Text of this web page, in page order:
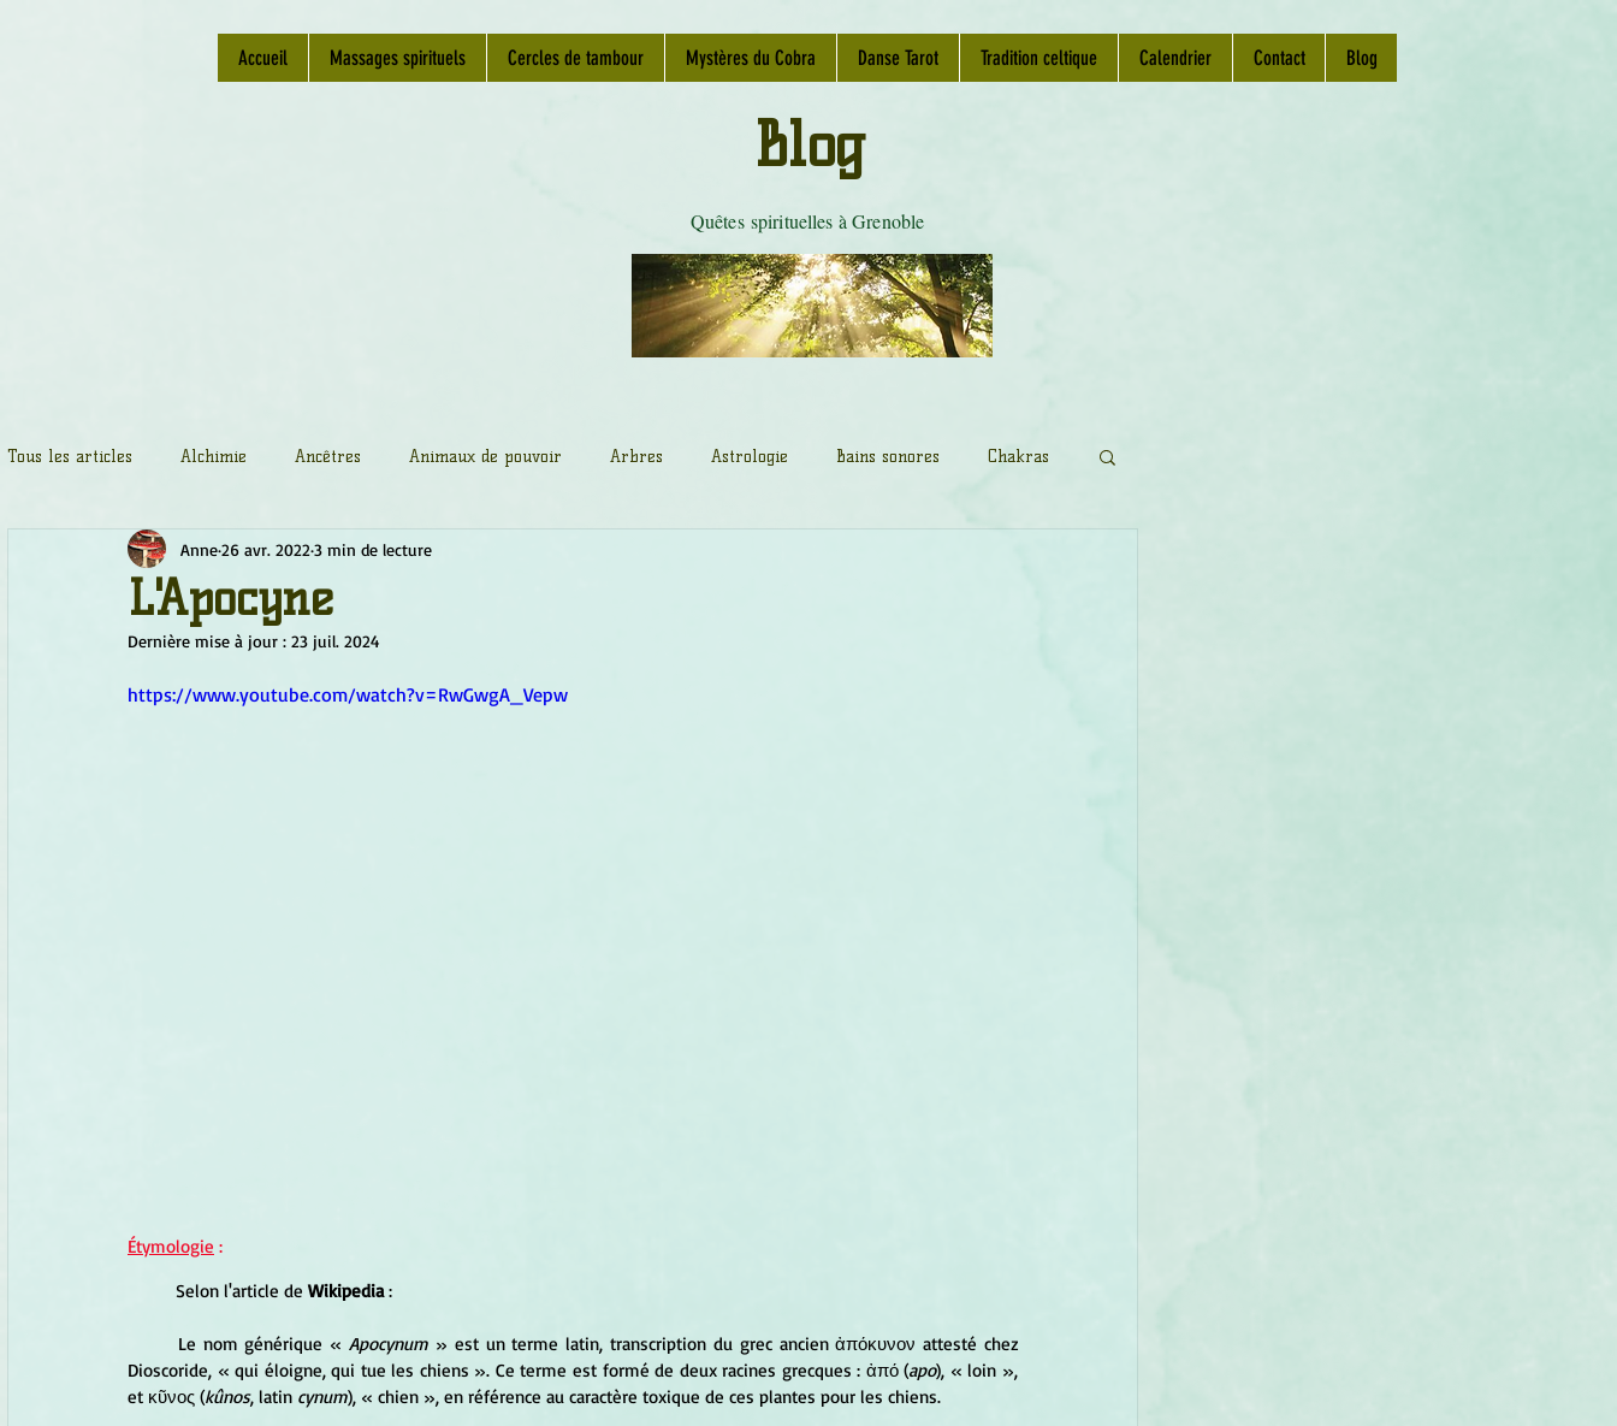
Accueil Massages spirituels Cercles de tambour Mystères du Cobra Danse Tarot Tradition celtique Calendrier Contact Blog
Quêtes spirituelles à Grenoble
Blog
Tous les articles Alchimie Ancêtres Animaux de pouvoir Arbres Astrologie Bains sonores Chakras
Chamanisme Champignons Conscience
Fleurs de Bach Géométrie sacrée
L'Apocyne
Anne26 avr. 2022 3 min de lecture
Dernière mise à jour : 23 juil. 2024
https://www.youtube.com/watch?v=RwGwgA_Vepw
Étymologie :
	Selon l'article de
Wikipedia :
	Le nom générique «
Apocynum » est un terme latin, transcription du grec ancien ἀπόκυνον attesté chez
Dioscoride, « qui éloigne, qui tue les chiens ». Ce terme est formé de deux racines grecques : ἀπό (apo), « loin »,
et κῦνος (kûnos, latin cynum), « chien », en référence au caractère toxique de ces plantes pour les chiens.